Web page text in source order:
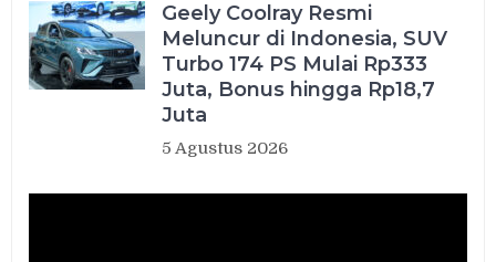
Geely Coolray Resmi
Meluncur di Indonesia, SUV
Turbo 174 PS Mulai Rp333
Juta, Bonus hingga Rp18,7
Juta
5 Agustus 2026